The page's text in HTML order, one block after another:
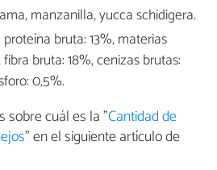
manzanilla, yucca schidigera.
proteína bruta: 13%, materias
bruta: 18%, cenizas brutas:
0,5%.
sobre cuál es la "Cantidad de
" en el siguiente artículo de